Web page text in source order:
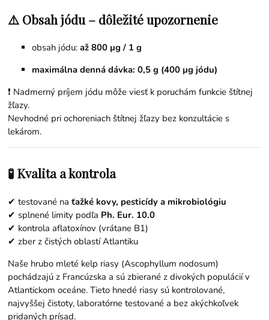
⚠️ Obsah jódu – dôležité upozornenie
obsah jódu:až 800 µg / 1 g
maximálna denná dávka: 0,5 g (400 µg jódu)
❗ Nadmerný príjem jódu môže viesť k poruchám funkcie štítnej
žľazy.
Nevhodné pri ochoreniach štítnej žľazy bez konzultácie s
lekárom.
🧪 Kvalita a kontrola
✔ testované naťažké kovy, pesticídy a mikrobiológiu
✔ splnené limity podľa Ph. Eur. 10.0
✔ kontrola aflatoxínov (vrátane B1)
✔ zber z čistých oblastí Atlantiku
Naše hrubo mleté kelp riasy (Ascophyllum nodosum)
pochádzajú z Francúzska a sú zbierané z divokých populácií v
Atlantickom oceáne. Tieto hnedé riasy sú kontrolované,
najvyššej čistoty, laboratórne testované a bez akýchkoľvek
pridaných prísad.